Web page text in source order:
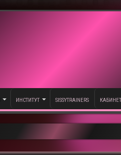
ИНСТИТУТ SISSYTRAINERS КАБИНЕТ